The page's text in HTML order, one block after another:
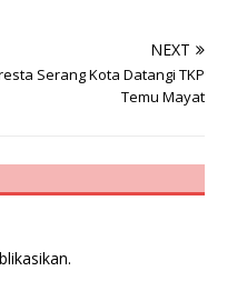
NEXT
Serang Kota Datangi TKP
Temu Mayat